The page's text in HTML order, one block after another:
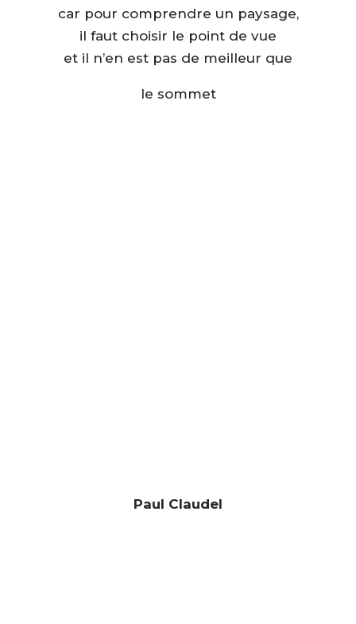
car pour comprendre un paysage,
il faut choisir le point de vue
et il n’en est pas de meilleur que
le sommet
Paul Claudel